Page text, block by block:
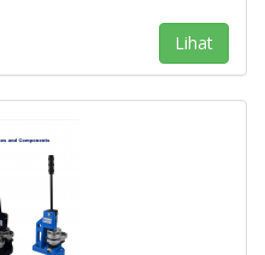
Lihat